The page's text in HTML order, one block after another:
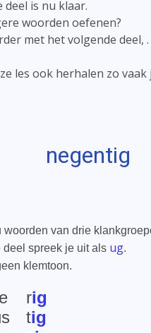
deel is nu klaar.
woorden oefenen?
met het volgende deel, .
les ook herhalen zo vaak
negentig
woorden van drie
deel spreek je uit als ug.
klemtoon.
rig
tig